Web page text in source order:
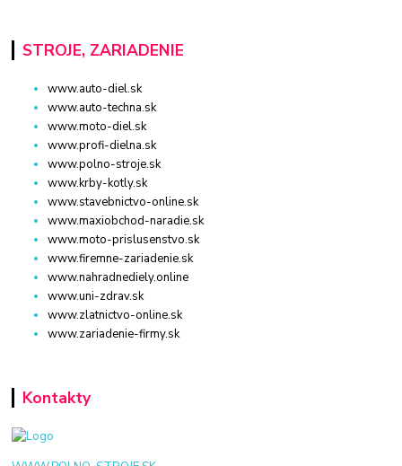
STROJE, ZARIADENIE
www.auto-diel.sk
www.auto-techna.sk
www.moto-diel.sk
www.profi-dielna.sk
www.polno-stroje.sk
www.krby-kotly.sk
www.stavebnictvo-online.sk
www.maxiobchod-naradie.sk
www.moto-prislusenstvo.sk
www.firemne-zariadenie.sk
www.nahradnediely.online
www.uni-zdrav.sk
www.zlatnictvo-online.sk
www.zariadenie-firmy.sk
Kontakty